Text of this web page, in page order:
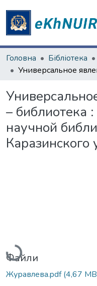
Головна Бібліотека
– библиотека
научной
Каразинского
Вантажиться...
Файли
Журавлева.pdf(4,67